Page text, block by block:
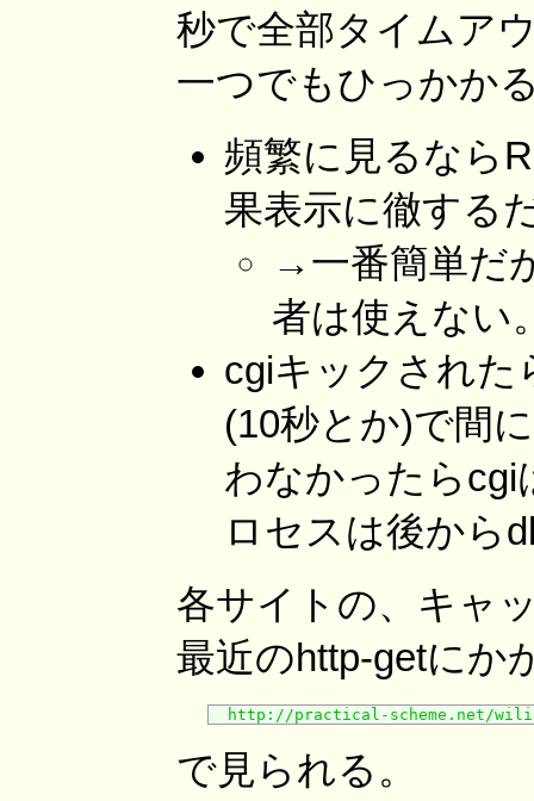
秒で全部タイムア
一つでもひっかか
頻繁に見るなら
果表示に徹する
→一番簡単だ
者は使えない
cgiキックされた
(10秒とか)で間
わなかったらcgi
ロセスは後から
各サイトの、キャ
最近のhttp-getにか
http://practical-scheme.net/
で見られる。